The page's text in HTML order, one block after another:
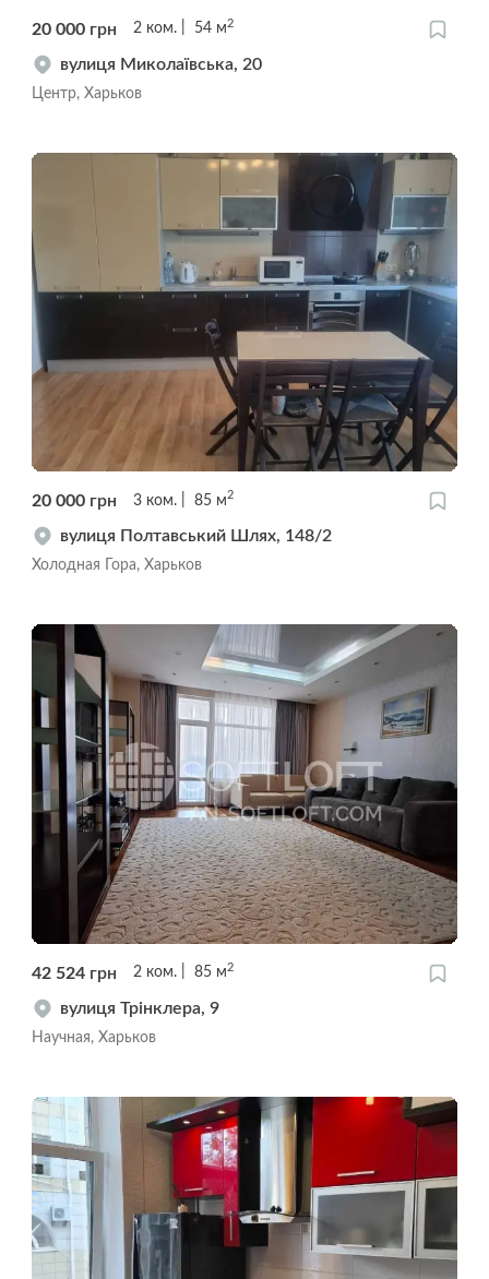
20 000 грн 2 ком. 54 м 2
вулиця Миколаївська, 20
Центр, Харьков
20 000 грн 3 ком. 85 м2
вулиця Полтавський Шлях, 148/2
Холодная Гора, Харьков
42 524 грн 2 ком. 85 м 2
вулиця Трінклера, 9
Научная, Харьков